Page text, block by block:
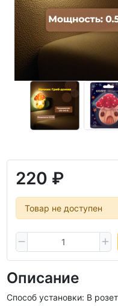
220 ₽
Товар не доступен
Описание
Способ установки: В